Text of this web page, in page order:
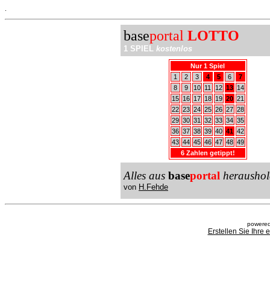
baseportal LOTTO
1 SPIEL kostenlos
Nur 1 Spiel
1
2 3 4 5 6
7
8
9 10 11 12 13
14
15
16 17 18 19 20 21
22 23 24 25 26 27 28
29 30 31 32 33 34 35
36 37 38 39 40 41 42
43 44 45 46 47 48 49
6 Zahlen getippt!
Alles aus baseportal
von H.Fehde
Erstellen Sie Ihre